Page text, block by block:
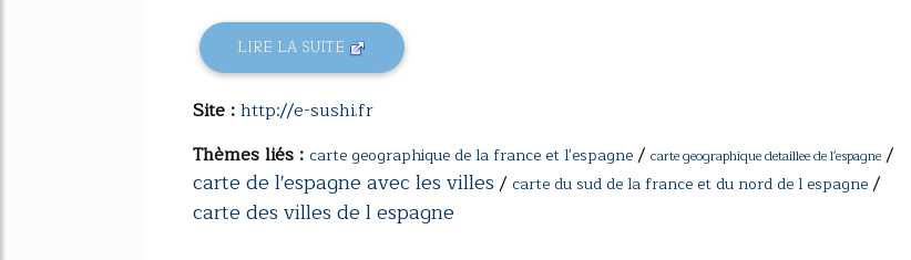
LIRE LA SUITE
Site :http://e-sushi.fr
Thèmes liés : carte geographique de la france et l'espagne/ carte geographique detaillee de l'espagne /
carte de l'espagne avec les villes/ carte du sud de la france et du nord de l espagne/
carte des villes de l espagne